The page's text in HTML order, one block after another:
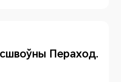
Пераход.